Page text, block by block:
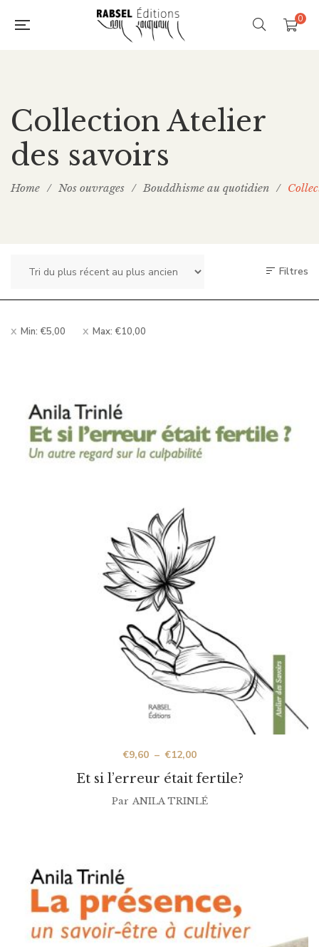
0
Collection Atelier
des savoirs
Home / Nos ouvrages / Bouddhisme au quotidien /
Filtres
Min: €5,00 Max: €10,00
Et si l’erreur était fertile?
€9,60 – €12,00
Par ANILA TRINLÉ